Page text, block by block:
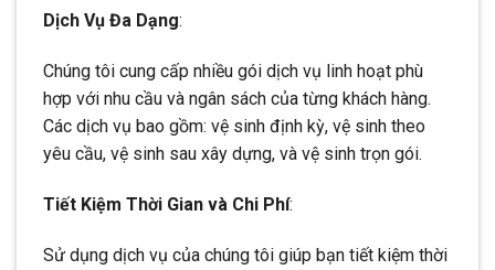
Dịch Vụ Đa Dạng:
Chúng tôi cung cấp nhiều gói dịch vụ linh hoạt phù
hợp với nhu cầu và ngân sách của từng khách hàng.
Các dịch vụ bao gồm: vệ sinh định kỳ, vệ sinh theo
yêu cầu, vệ sinh sau xây dựng, và vệ sinh trọn gói.
Tiết Kiệm Thời Gian và Chi Phí:
Sử dụng dịch vụ của chúng tôi giúp bạn tiết kiệm thời